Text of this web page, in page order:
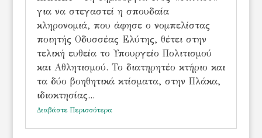
για να στεγαστεί η σπουδαία
κληρονομιά, που άφησε ο νομπελίστας
ποιητής Οδυσσέας Ελύτης, θέτει στην
τελική ευθεία το Υπουργείο Πολιτισμού
και Αθλητισμού. Το διατηρητέο κτήριο και
τα δύο βοηθητικά κτίσματα, στην Πλάκα,
ιδιοκτησίας...
Διαβάστε Περισσότερα